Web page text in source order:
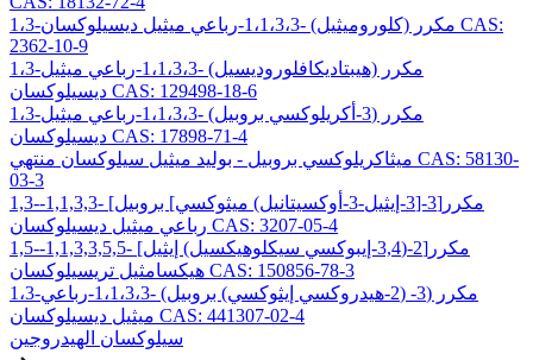
1،3-مكرر (كلوروميثيل) -1،1،3،3-رباعي ميثيل ديسيلوكسان CAS:
2362-10-9
1،3-مكرر (هيبتاديكافلوروديسيل) -1،1،3،3-رباعي ميثيل
ديسيلوكسان CAS: 129498-18-6
1،3-مكرر (3-أكريلوكسي بروبيل) -1،1،3،3-رباعي ميثيل
ديسيلوكسان CAS: 17898-71-4
ميثاكريلوكسي بروبيل - بوليد ميثيل سيلوكسان منتهي CAS: 58130-
03-3
1,3-مكرر[3-[3-إيثيل-3-أوكسيتانيل) ميثوكسي] بروبيل] -1,1,3,3-
رباعي ميثيل ديسيلوكسان CAS: 3207-05-4
1,5-مكرر[2-(3,4-إيبوكسي سيكلوهيكسيل) إيثيل] -1,1,3,3,5,5-
هيكسامثيل تريسيلوكسان CAS: 150856-78-3
1،3-مكرر (3- (2-هيدروكسي إيثوكسي) بروبيل) -1،1،3،3-رباعي
ميثيل ديسيلوكسان CAS: 441307-02-4
سيلوكسان الهيدروجين